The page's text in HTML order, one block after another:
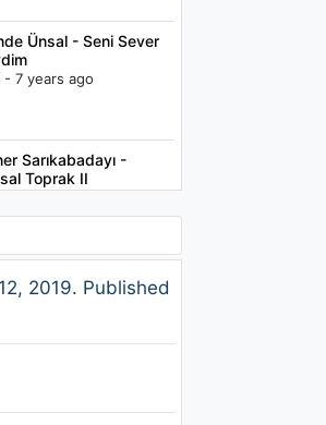
Ünsal - Seni Sever
- 7 years ago
Sarıkabadayı -
Toprak II
Tokdemir - Aşk Haklıyı
(feat. Mustafa
2019. Published